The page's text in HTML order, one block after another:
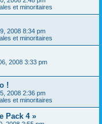
et minoritaires
2008 8:34 pm
et minoritaires
2008 3:33 pm
!
2008 2:36 pm
et minoritaires
Pack 4 »